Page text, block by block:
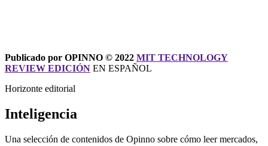
Publicado por OPINNO © 2022 MIT TECHNOLOGY
REVIEW EDICIÓN EN ESPAÑOL
Horizonte editorial
Inteligencia
Una selección de contenidos de Opinno sobre cómo leer mercados,